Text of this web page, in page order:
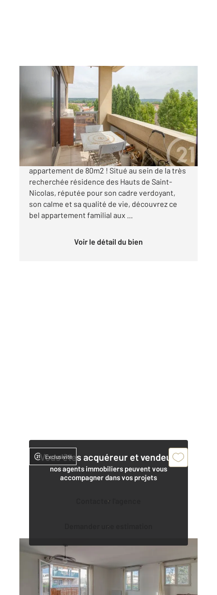
LE PLESSIS BOUCHARD 95
, 4 pièces
Ref : 2053
Appartement F4 à vendre
230 000 €
CENTURY 21 Auréa vous propose ce sublime
appartement de 80m2 ! Situé au sein de la très
recherchée résidence des Hauts de Saint-
Nicolas, réputée pour son cadre verdoyant,
son calme et sa qualité de vie, découvrez ce
bel appartement familial aux ...
Voir le détail du bien
Vous êtes acquéreur et vendeur,
nos agents immobiliers peuvent vous
accompagner dans vos projets
Contacter l'agence
Demander une estimation
Exclusivité
ST GRATIEN 95
63,70 m2, 3 pièces
Ref : 1871
Appartement F3 à vendre